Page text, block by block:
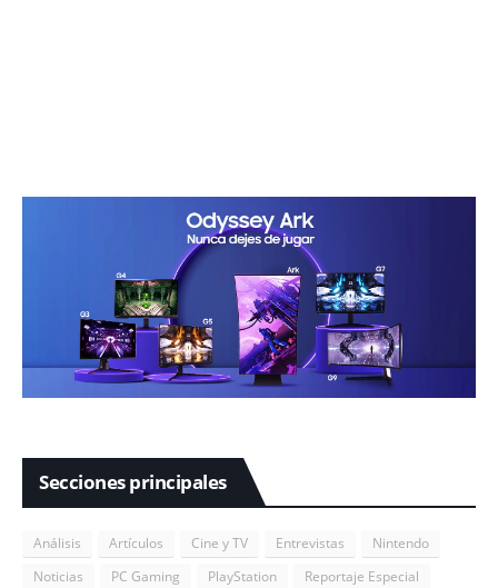
Secciones principales
Análisis Artículos Cine y TV Entrevistas
Nintendo
Noticias
PC Gaming PlayStation
Reportaje Especial